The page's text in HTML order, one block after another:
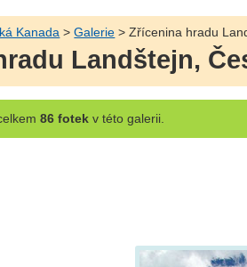
Kanada >Galerie > Zřícenina hradu
Landštejn,
86 fotekv této galerii.